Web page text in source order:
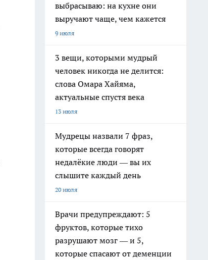
выбрасываю: на кухне они
выручают чаще, чем кажется
9 июля
3 вещи, которыми мудрый
человек никогда не делится:
слова Омара Хайяма,
актуальные спустя века
13 июля
Мудрецы назвали 7 фраз,
которые всегда говорят
недалёкие люди — вы их
слышите каждый день
20 июля
Врачи предупреждают: 5
фруктов, которые тихо
разрушают мозг — и 5,
которые спасают от деменции